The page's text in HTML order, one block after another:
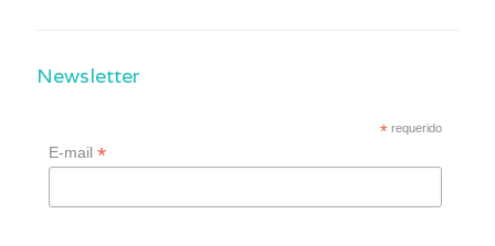
Newsletter
* requerido
E-mail*